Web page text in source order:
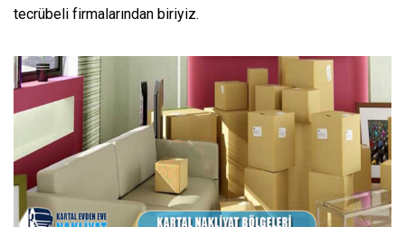
tecrübeli firmalarından biriyiz.